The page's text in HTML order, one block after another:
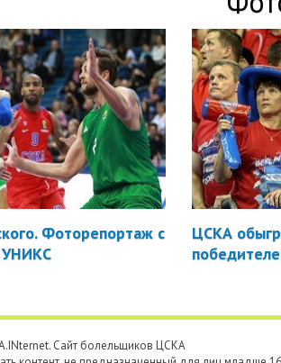
Фоторепортаж с
ЦСКА
Cайт болельщиков ЦСКА